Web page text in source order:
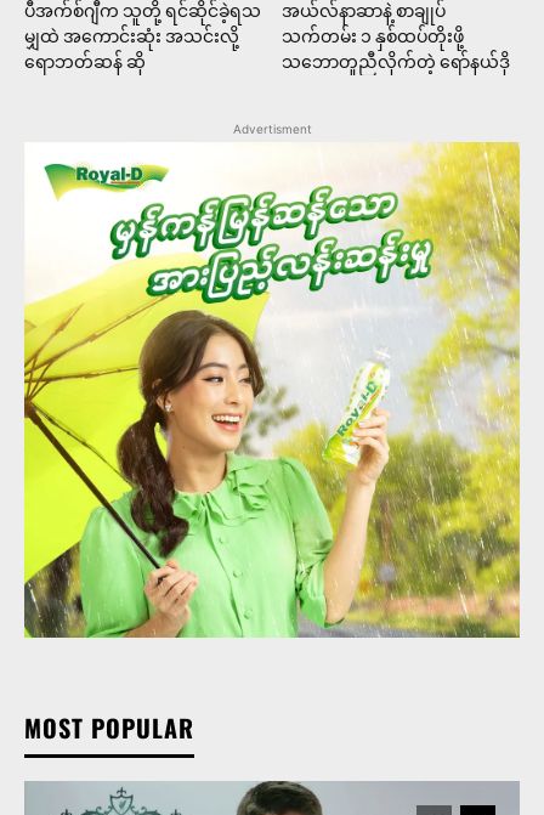
ပီအက်စ်ဂျီက သူတို့ ရင်ဆိုင်ခဲ့ရသ
မျှထဲ အကောင်းဆုံး အသင်းလို့
ရောဘတ်ဆန် ဆို
အယ်လ်နာဆာနဲ့ စာချုပ်
သက်တမ်း ၁ နှစ်ထပ်တိုးဖို့
သဘောတူညီလိုက်တဲ့ ရော်နယ်ဒို
Advertisment
MOST POPULAR